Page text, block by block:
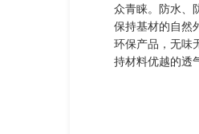
众青睐。防水、
保持基材的自然
环保产品，无味
持材料优越的透